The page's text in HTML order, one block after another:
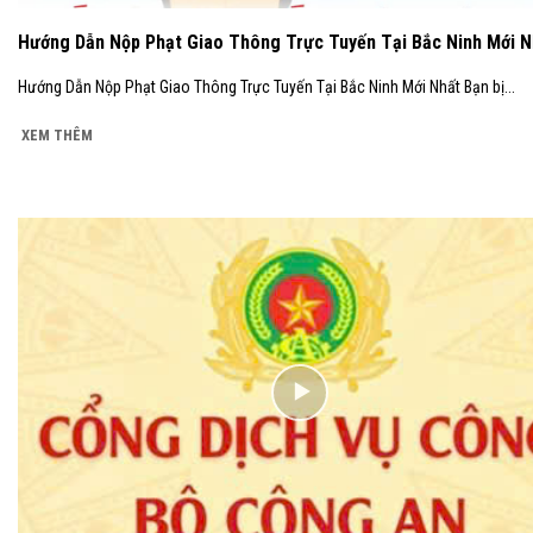
Hướng Dẫn Nộp Phạt Giao Thông Trực Tuyến Tại Bắc Ninh Mới
Hướng Dẫn Nộp Phạt Giao Thông Trực Tuyến Tại Bắc Ninh Mới Nhất Bạn bị...
XEM THÊM